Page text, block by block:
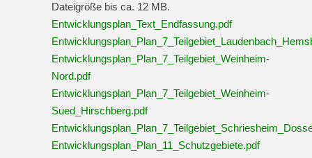
Dateigröße bis ca. 12 MB.
Entwicklungsplan_Text_Endfassung.pdf
Entwicklungsplan_Plan_7_Teilgebiet_Weinheim-
Nord.pdf
Entwicklungsplan_Plan_7_Teilgebiet_Weinheim-
Sued_Hirschberg.pdf
Entwicklungsplan_Plan_11_Schutzgebiete.pdf